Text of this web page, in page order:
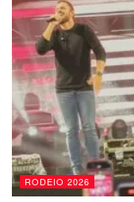
RODEIO 2026